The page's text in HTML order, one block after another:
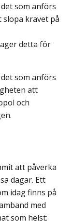
som anförs
kravet på
detta för
som anförs
att
och
att påverka
dagar. Ett
idag finns på
med
som helst: